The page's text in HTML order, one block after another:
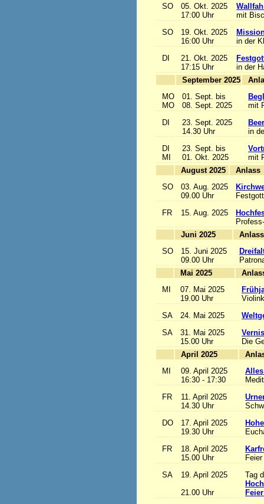
SO
05. Okt. 2025
17:00 Uhr
mit
SO
19. Okt. 2025
16:00 Uhr
in der
DI
21. Okt. 2025
17:15 Uhr
in der
September 2025
MO
MO
01. Sept. bis
08. Sept. 2025
mit
DI
23. Sept. 2025
14.30 Uhr
in
DI
MI
23. Sept. bis
01. Okt. 2025
mit
August 2025
SO
03. Aug. 2025
09.00 Uhr
FR
15. Aug. 2025
Juni 2025
SO
15. Juni 2025
09.00 Uhr
Mai 2025
MI
07. Mai 2025
19.00 Uhr
SA
24. Mai 2025
SA
31. Mai 2025
15.00 Uhr
Die
April 2025
MI
09. April 2025
16:30 - 17:30
FR
11. April 2025
14.30 Uhr
DO
17. April 2025
19.30 Uhr
FR
18. April 2025
15.00 Uhr
SA
19. April 2025
21.00 Uhr
Tag